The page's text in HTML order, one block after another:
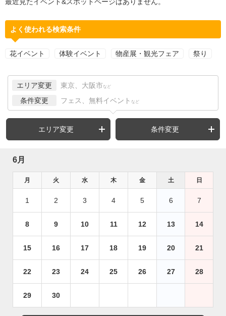
よく使われる検索条件
花イベント 体験イベント 物産展・観光フェア 祭り
エリア変更 東京、大阪市 など
条件変更 フェス、無料イベント など
エリア変更 条件変更
6月
月 火 水 木 金 土 日
1 2 3 4 5 6 7
8 9 10 11 12 13 14
15 16 17 18 19 20 21
22 23 24 25 26 27 28
29 30